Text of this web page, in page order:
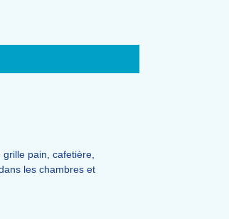
pain, cafetière,
les chambres et